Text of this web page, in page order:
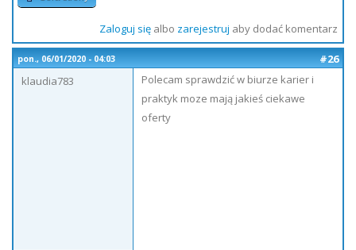
Zaloguj sięalbo zarejestruj aby dodać komentarz
pon., 06/01/2020 - 04:03
#26
klaudia783
Polecam sprawdzić w biurze karier i
praktyk moze mają jakieś ciekawe
oferty